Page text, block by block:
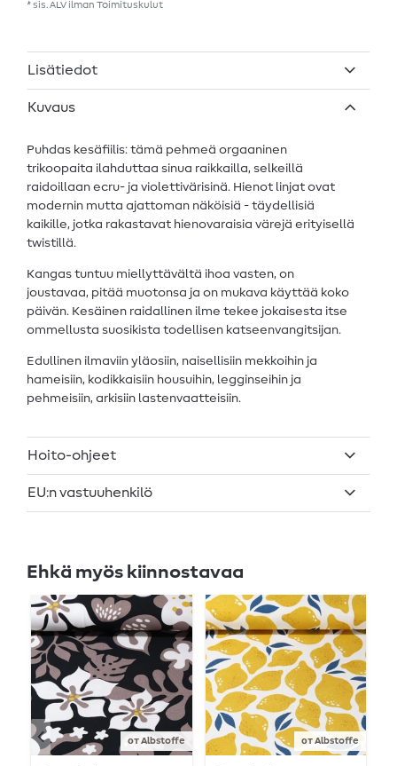
* sis. ALV ilman Toimituskulut
Lisätiedot
Kuvaus
Puhdas kesäfiilis: tämä pehmeä orgaaninen
trikoopaita ilahduttaa sinua raikkailla, selkeillä
raidoillaan ecru- ja violettivärisinä. Hienot linjat ovat
modernin mutta ajattoman näköisiä - täydellisiä
kaikille, jotka rakastavat hienovaraisia värejä erityisellä
twistillä.
Kangas tuntuu miellyttävältä ihoa vasten, on
joustavaa, pitää muotonsa ja on mukava käyttää koko
päivän. Kesäinen raidallinen ilme tekee jokaisesta itse
ommellusta suosikista todellisen katseenvangitsijan.
Edullinen ilmaviin yläosiin, naisellisiin mekkoihin ja
hameisiin, kodikkaisiin housuihin, legginseihin ja
pehmeisiin, arkisiin lastenvaatteisiin.
Hoito-ohjeet
EU:n vastuuhenkilö
Ehkä myös kiinnostavaa
от Albstoffe от Albstoffe